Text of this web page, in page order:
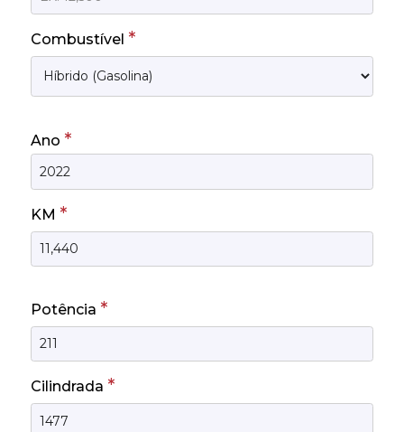
Combustível *
Ano *
KM *
Potência *
Cilindrada *